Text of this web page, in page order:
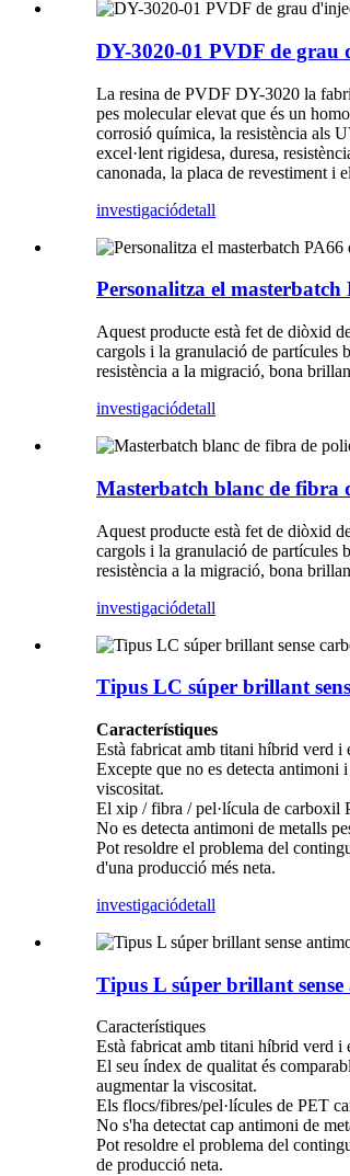
DY-3020-01 PVDF de grau
La resina de PVDF DY-3020 la
pes molecular elevat que és un
corrosió química, la resistència als
excel·lent rigidesa, duresa,
canonada, la placa de revestiment i
investigaciódetall
Personalitza el
Aquest producte està fet de diòxid
cargols i la granulació de partícules
resistència a la migració, bona
investigaciódetall
Masterbatch blanc de fibra
Aquest producte està fet de diòxid
cargols i la granulació de partícules
resistència a la migració, bona
investigaciódetall
Tipus LC súper brillant
Característiques
Està fabricat amb titani híbrid verd
Excepte que no es detecta
viscositat.
El xip / fibra / pel·lícula de carboxil
No es detecta antimoni de metalls
Pot resoldre el problema del
d'una producció més neta.
investigaciódetall
Tipus L súper brillant
Característiques
Està fabricat amb titani híbrid verd
El seu índex de qualitat és
augmentar la viscositat.
Els flocs/fibres/pel·lícules de PET
No s'ha detectat cap antimoni de
Pot resoldre el problema del
de producció neta.